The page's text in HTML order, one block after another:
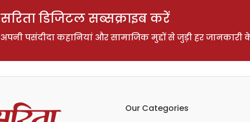
सरिता डिजिटल सब्सक्राइब करें
अपनी पसंदीदा कहानियां और सामाजिक मुद्दों से जुड़ी हर जानकारी
Our Categories